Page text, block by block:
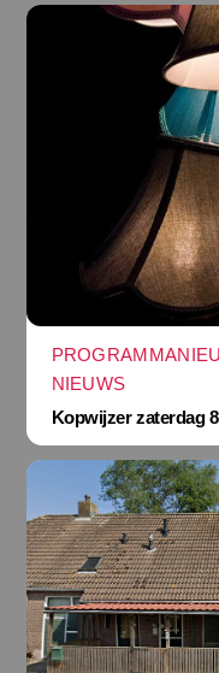
NIEUWS
Kopwijzer zaterdag